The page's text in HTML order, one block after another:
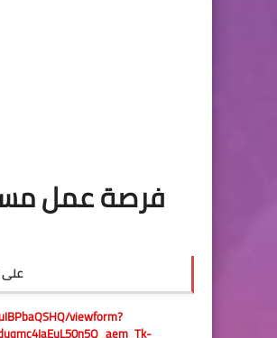
فرصة عمل
على
viewform?